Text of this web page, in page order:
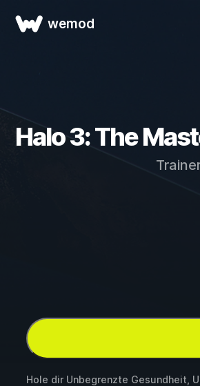
wemod
Halo 3: The
Hole dir Unbegrenzte Gesundheit,